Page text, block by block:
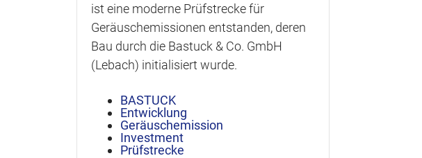
ist eine moderne Prüfstrecke für
Geräuschemissionen entstanden, deren
Bau durch die Bastuck & Co. GmbH
(Lebach) initialisiert wurde.
BASTUCK
Entwicklung
Geräuschemission
Investment
Prüfstrecke